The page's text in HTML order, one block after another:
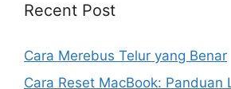
Recent Post
Cara Merebus Telur yang Benar
Cara Reset MacBook: Panduan